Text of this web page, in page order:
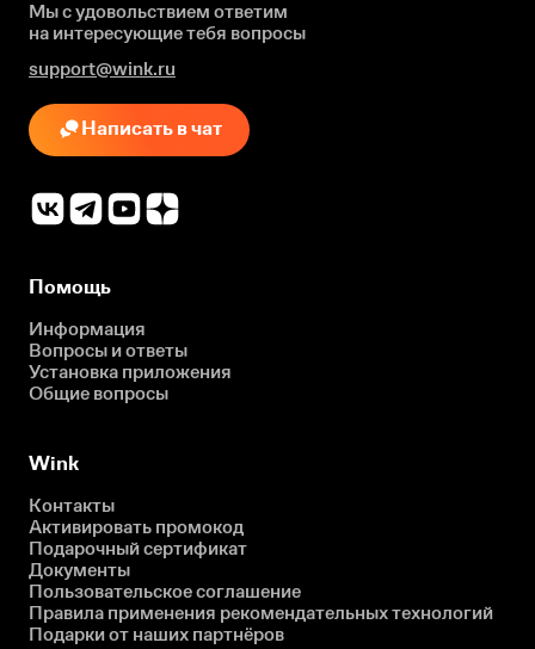
Мы с удовольствием ответим
на интересующиетебя вопросы
support@wink.ru
Написать в чат
Помощь
Информация
Вопросы и ответы
Установка приложения
Общие вопросы
Wink
Контакты
Активировать промокод
Подарочный сертификат
Документы
Пользовательское соглашение
Правила применения рекомендательных технологий
Подарки от наших партнёров